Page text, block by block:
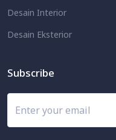
Desain Interior
Desain Eksterior
Subscribe